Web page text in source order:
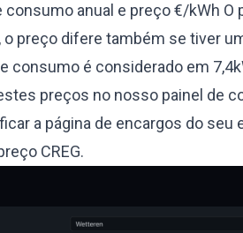
consumo anual e preço €/kWh
preço difere também se tiver
consumo é considerado em
preços no nosso painel de
a página de encargos do seu
CREG.